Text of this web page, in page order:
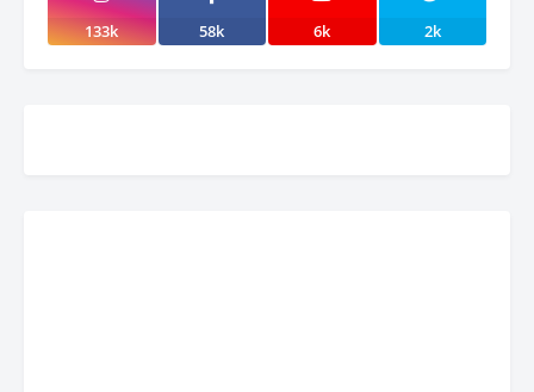
133k 58k 6k 2k